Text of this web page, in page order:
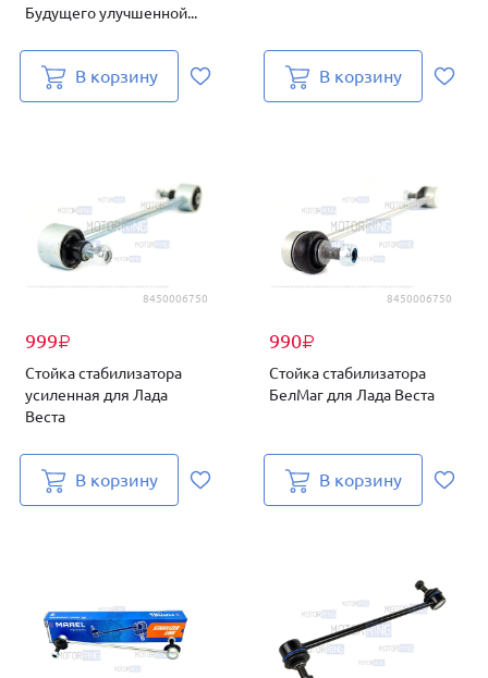
Будущего улучшенной...
В корзину В корзину
8450006750
999₽
Стойка стабилизатора
усиленная для Лада
Веста
В корзину
8450006750
990₽
Стойка стабилизатора
БелМаг для Лада Веста
В корзину